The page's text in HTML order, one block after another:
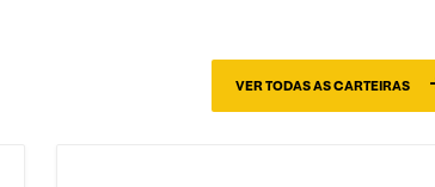
VER TODAS AS CARTEIRAS